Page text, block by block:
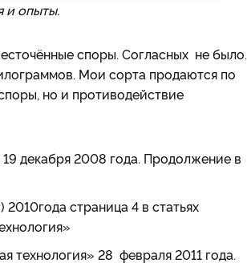
и опыты.
споры. Согласных не было.
Мои сорта продаются по
но и противодействие
декабря 2008 года. Продолжение в
страница 4 в статьях
28 февраля 2011 года.